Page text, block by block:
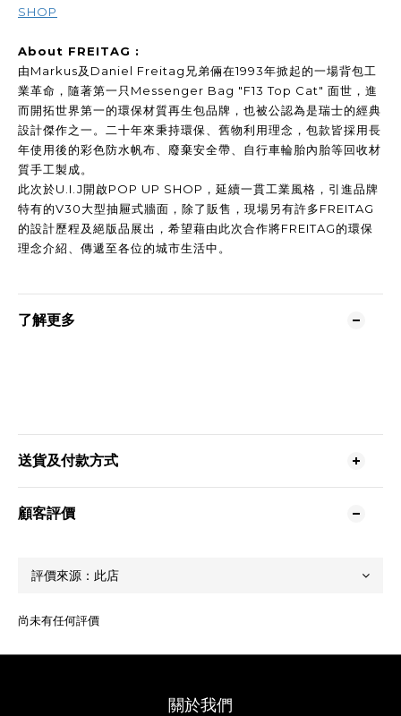
SHOP
About FREITAG :
由Markus及Daniel Freitag兄弟倆在1993年掀起的一場背包工
業革命，隨著第一只Messenger Bag "F13 Top Cat" 面世，進
而開拓世界第一的環保材質再生包品牌，也被公認為是瑞士的經典
設計傑作之一。二十年來秉持環保、舊物利用理念，包款皆採用長
年使用後的彩色防水帆布、廢棄安全帶、自行車輪胎內胎等回收材
質手工製成。
此次於U.I.J開啟POP UP SHOP，延續一貫工業風格，引進品牌
特有的V30大型抽屜式牆面，除了販售，現場另有許多FREITAG
的設計歷程及絕版品展出，希望藉由此次合作將FREITAG的環保
理念介紹、傳遞至各位的城市生活中。
了解更多
送貨及付款方式
顧客評價
尚未有任何評價
關於我們